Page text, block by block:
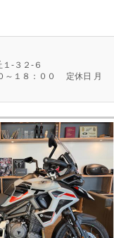
‐３２‐６
～１８：００ 定休日 月